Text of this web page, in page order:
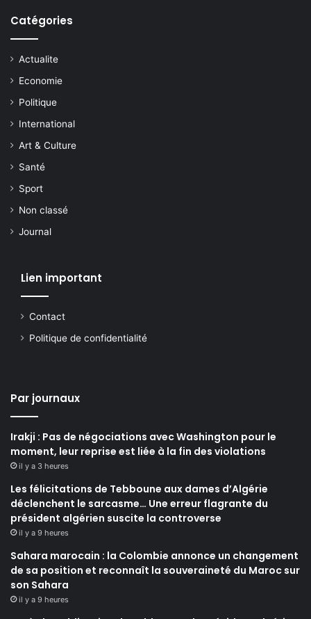
Catégories
Actualite
Economie
Politique
International
Art & Culture
Santé
Sport
Non classé
Journal
Lien important
Contact
Politique de confidentialité
Par journaux
Irakji : Pas de négociations avec Washington pour le
moment, leur reprise est liée à la fin des violations
il y a 3 heures
Les félicitations de Tebboune aux dames d’Algérie
déclenchent le sarcasme… Une erreur flagrante du
président algérien suscite la controverse
il y a 9 heures
Sahara marocain : la Colombie annonce un changement
de sa position et reconnaît la souveraineté du Maroc sur
son Sahara
il y a 9 heures